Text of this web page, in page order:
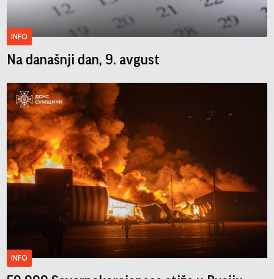
INFO
Na današnji dan, 9. avgust
INFO